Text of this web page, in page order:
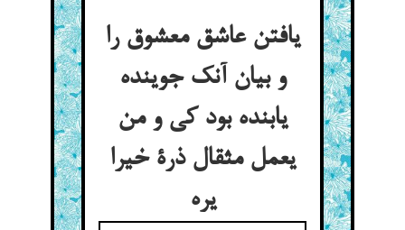
یافتن عاشق معشوق را
و بیان آنک جوینده
یابنده بود کی و من
یعمل مثقال ذرة خیرا
یره